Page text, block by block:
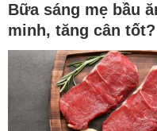
Bữa sáng mẹ bầu
minh, tăng cân tốt?